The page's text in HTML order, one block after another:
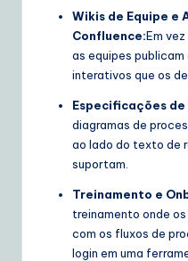
Wikis de Equipe e
Confluence:Em
as equipes
interativos que os
Especificações de
diagramas de
ao lado do texto de
suportam.
Treinamento e
treinamento onde
com os fluxos de
login em uma